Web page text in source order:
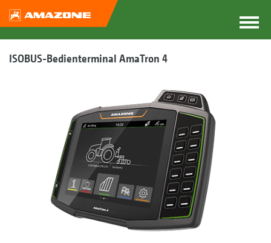
ISOBUS-Bedien­terminal AmaTron 4